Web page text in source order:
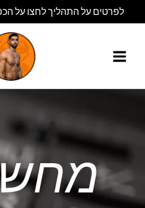
לתוכן
לפרטים על התהליך לחצו על